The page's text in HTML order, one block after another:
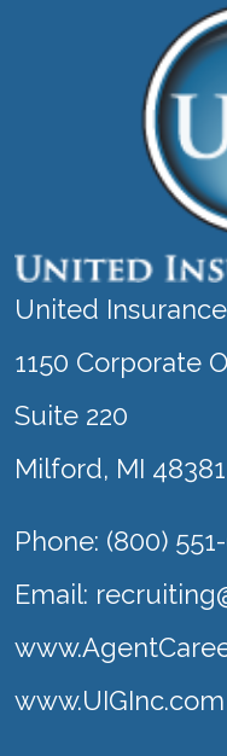
United
1150 Corporate
Suite 220
Milford, MI 48381
Phone: (800)
Email:
www.UIGInc.com